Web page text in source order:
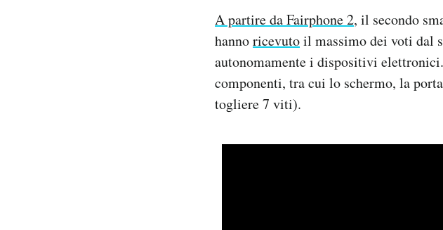
A partire da Fairphone 2, il secondo
hannoricevutoil massimo dei voti dal
autonomamente i dispositivi
componenti, tra cui lo schermo, la
togliere 7 viti).